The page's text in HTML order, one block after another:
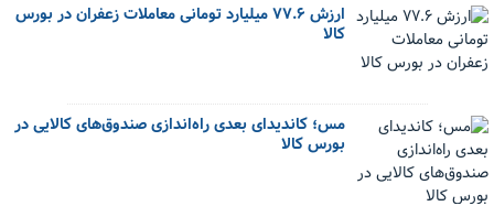
ارزش ۷۷.۶ میلیارد تومانی معاملات زعفران در بورس
کالا
مس؛ کاندیدای بعدی راه‌اندازی صندوق‌های کالایی در
بورس کالا